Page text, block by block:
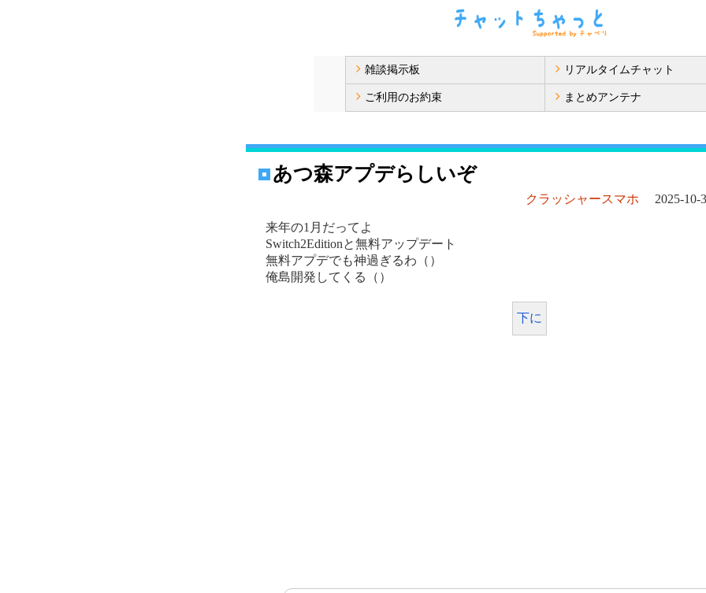
雑談掲示板 リアルタイムチャット
ご利用のお約束 まとめアンテナ
あつ森アプデらしいぞ
クラッシャースマホ 2025-10-
来年の1月だってよ
Switch2Editionと無料アップデート
無料アプデでも神過ぎるわ（）
俺島開発してくる（）
下に